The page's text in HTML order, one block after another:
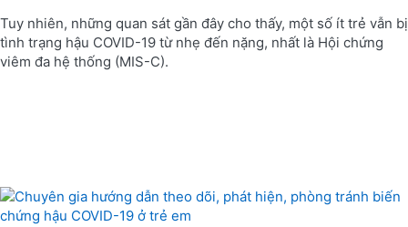
Tuy nhiên, những quan sát gần đây cho thấy, một số ít trẻ vẫn bị
tình trạng hậu COVID-19 từ nhẹ đến nặng, nhất là Hội chứng
viêm đa hệ thống (MIS-C).